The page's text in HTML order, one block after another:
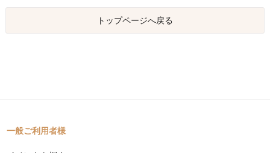
トップページへ戻る
一般ご利用者様